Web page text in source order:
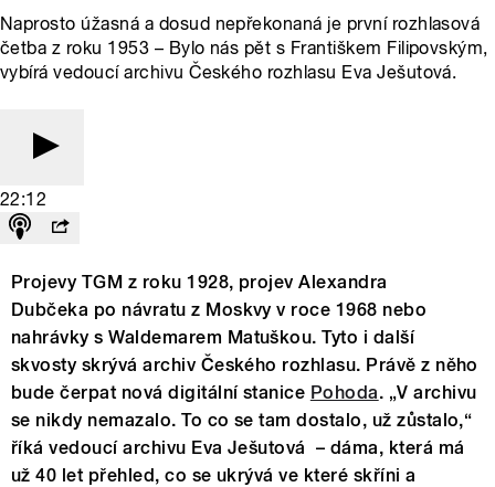
Naprosto úžasná a dosud nepřekonaná je první rozhlasová
četba z roku 1953 – Bylo nás pět s Františkem Filipovským,
vybírá vedoucí archivu Českého rozhlasu Eva Ješutová.
22:12
Projevy TGM z roku 1928, projev Alexandra
Dubčeka po návratu z Moskvy v roce 1968 nebo
nahrávky s Waldemarem Matuškou. Tyto i další
skvosty skrývá archiv Českého rozhlasu. Právě z něho
bude čerpat nová digitální stanice Pohoda. „V archivu
se nikdy nemazalo. To co se tam dostalo, už zůstalo,“
říká vedoucí archivu Eva Ješutová – dáma, která má
už 40 let přehled, co se ukrývá ve které skříni a